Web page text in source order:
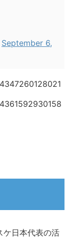
September 6,
日本代表の活